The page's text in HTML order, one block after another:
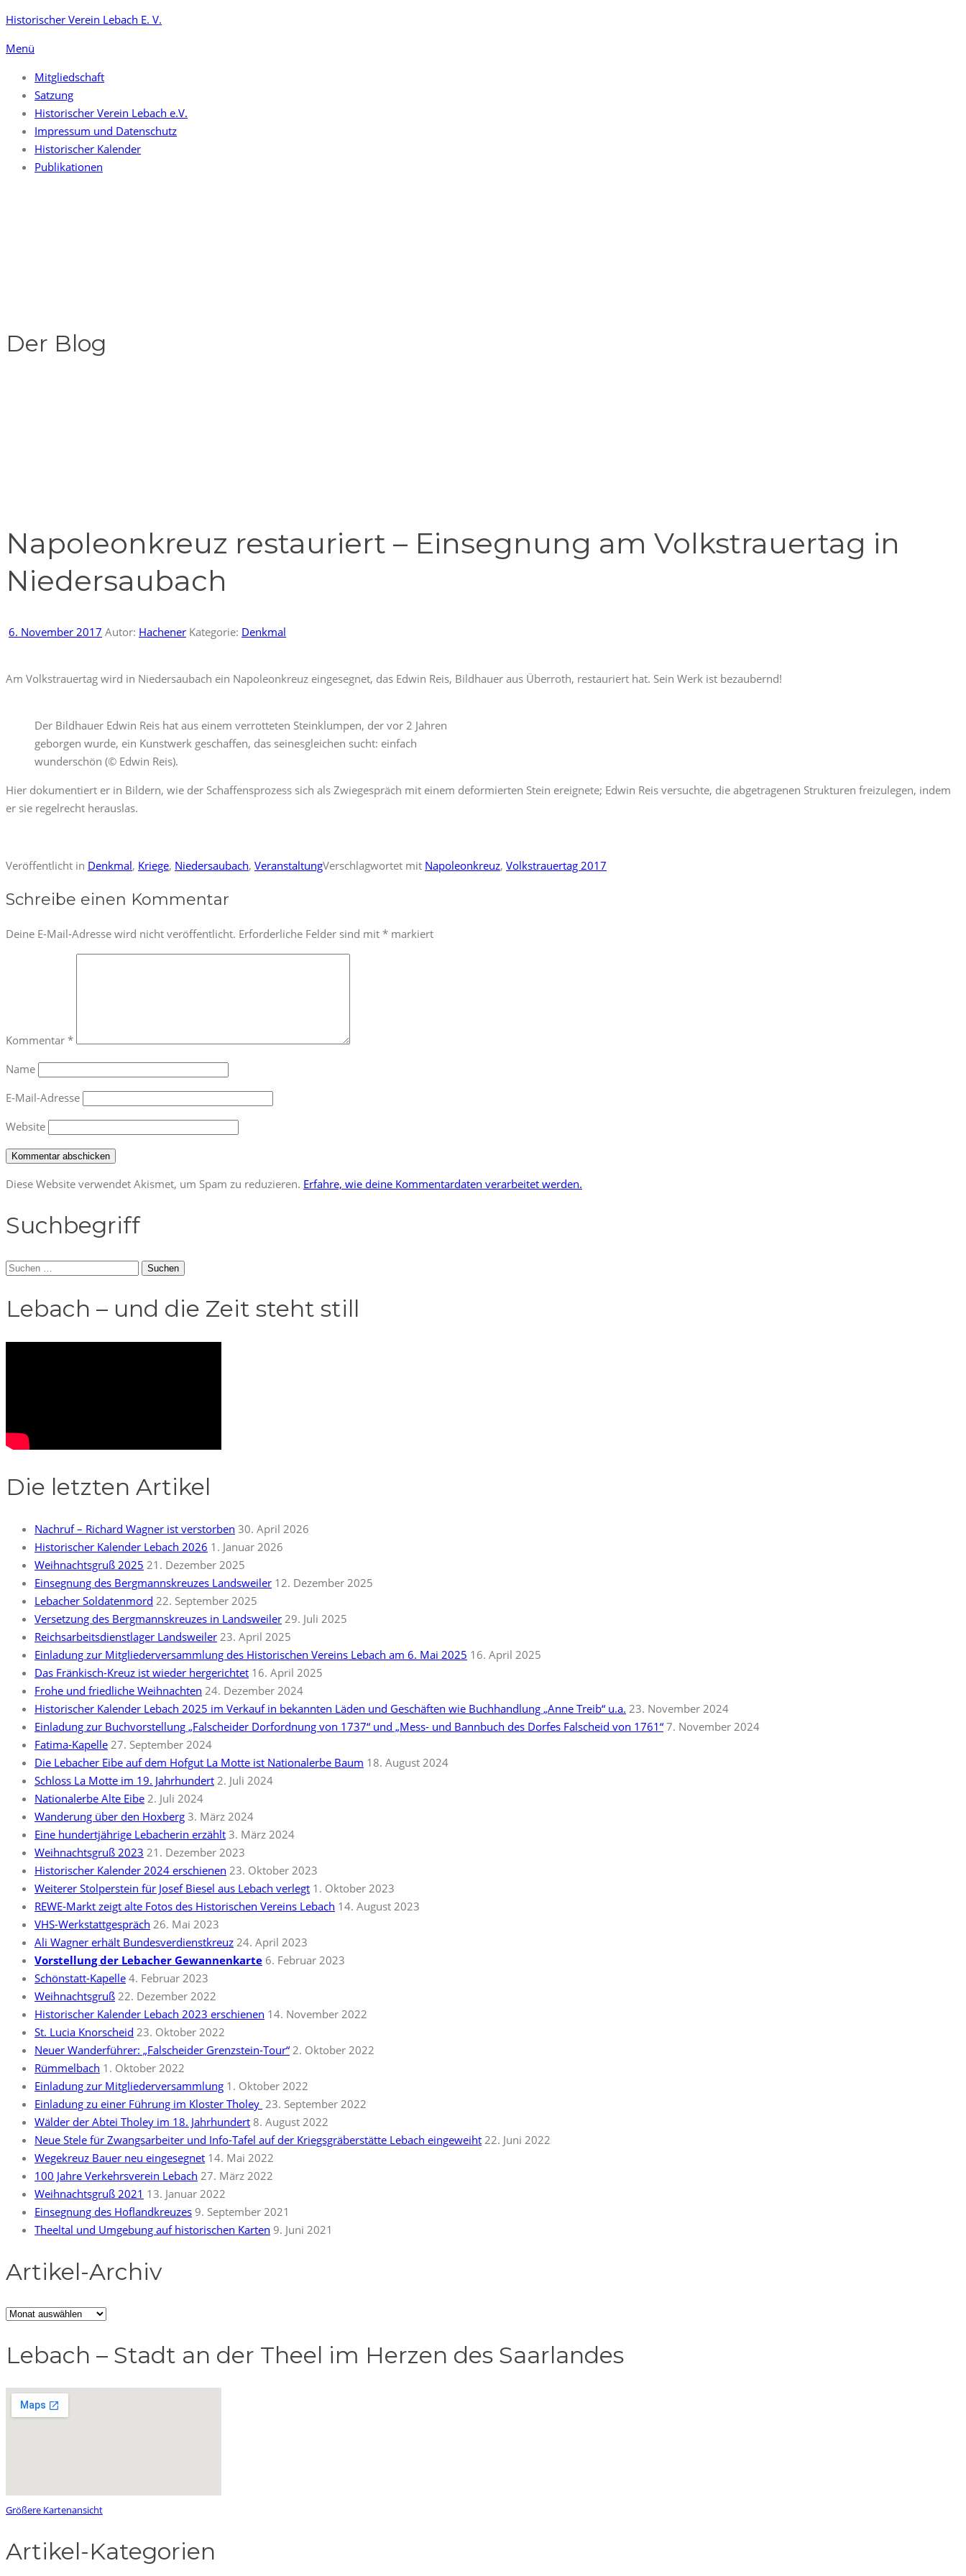
Zum
springen
Historischer Verein Lebach E. V.
Menü
Mitgliedschaft
Satzung
Historischer Verein Lebach e.V.
Impressum und Datenschutz
Historischer Kalender
Publikationen
Der Blog
Napoleonkreuz restauriert – Einsegnung am Volkstrauertag in
Niedersaubach
6. November 2017 Autor: Hachener Kategorie: Denkmal
Am Volkstrauertag wird in Niedersaubach ein Napoleonkreuz eingesegnet, das Edwin Reis, Bildhauer aus Überroth, restauriert hat. Sein Werk ist bezaubernd!
Der Bildhauer Edwin Reis hat aus einem verrotteten Steinklumpen, der vor 2 Jahren
geborgen wurde, ein Kunstwerk geschaffen, das seinesgleichen sucht: einfach
wunderschön (© Edwin Reis).
Hier dokumentiert er in Bildern, wie der Schaffensprozess sich als Zwiegespräch mit einem deformierten Stein ereignete; Edwin Reis versuchte, die abgetragenen Strukturen freizulegen, indem
er sie regelrecht herauslas.
Veröffentlicht in Denkmal, Kriege, Niedersaubach, VeranstaltungVerschlagwortet mit Napoleonkreuz, Volkstrauertag 2017
Schreibe einen Kommentar
Deine E-Mail-Adresse wird nicht veröffentlicht. Erforderliche Felder sind mit * markiert
Kommentar *
Name
E-Mail-Adresse
Website
Diese Website verwendet Akismet, um Spam zu reduzieren. Erfahre, wie deine Kommentardaten verarbeitet werden.
Suchbegriff
Suchen
Lebach – und die Zeit steht still
Die letzten Artikel
Nachruf – Richard Wagner ist verstorben 30. April 2026
Historischer Kalender Lebach 2026 1. Januar 2026
Weihnachtsgruß 2025 21. Dezember 2025
Einsegnung des Bergmannskreuzes Landsweiler 12. Dezember 2025
Lebacher Soldatenmord 22. September 2025
Versetzung des Bergmannskreuzes in Landsweiler 29. Juli 2025
Reichsarbeitsdienstlager Landsweiler 23. April 2025
Einladung zur Mitgliederversammlung des Historischen Vereins Lebach am 6. Mai 2025 16. April 2025
Das Fränkisch-Kreuz ist wieder hergerichtet 16. April 2025
Frohe und friedliche Weihnachten 24. Dezember 2024
Historischer Kalender Lebach 2025 im Verkauf in bekannten Läden und Geschäften wie Buchhandlung „Anne Treib“ u.a. 23. November 2024
Einladung zur Buchvorstellung „Falscheider Dorfordnung von 1737“ und „Mess- und Bannbuch des Dorfes Falscheid von 1761“ 7. November 2024
Fatima-Kapelle 27. September 2024
Die Lebacher Eibe auf dem Hofgut La Motte ist Nationalerbe Baum 18. August 2024
Schloss La Motte im 19. Jahrhundert 2. Juli 2024
Nationalerbe Alte Eibe 2. Juli 2024
Wanderung über den Hoxberg 3. März 2024
Eine hundertjährige Lebacherin erzählt 3. März 2024
Weihnachtsgruß 2023 21. Dezember 2023
Historischer Kalender 2024 erschienen 23. Oktober 2023
Weiterer Stolperstein für Josef Biesel aus Lebach verlegt 1. Oktober 2023
REWE-Markt zeigt alte Fotos des Historischen Vereins Lebach 14. August 2023
VHS-Werkstattgespräch 26. Mai 2023
Ali Wagner erhält Bundesverdienstkreuz 24. April 2023
Vorstellung der Lebacher Gewannenkarte 6. Februar 2023
Schönstatt-Kapelle 4. Februar 2023
Weihnachtsgruß 22. Dezember 2022
Historischer Kalender Lebach 2023 erschienen 14. November 2022
St. Lucia Knorscheid 23. Oktober 2022
Neuer Wanderführer: „Falscheider Grenzstein-Tour“ 2. Oktober 2022
Rümmelbach 1. Oktober 2022
Einladung zur Mitgliederversammlung 1. Oktober 2022
Einladung zu einer Führung im Kloster Tholey 23. September 2022
Wälder der Abtei Tholey im 18. Jahrhundert 8. August 2022
Neue Stele für Zwangsarbeiter und Info-Tafel auf der Kriegsgräberstätte Lebach eingeweiht 22. Juni 2022
Wegekreuz Bauer neu eingesegnet 14. Mai 2022
100 Jahre Verkehrsverein Lebach 27. März 2022
Weihnachtsgruß 2021 13. Januar 2022
Einsegnung des Hoflandkreuzes 9. September 2021
Theeltal und Umgebung auf historischen Karten 9. Juni 2021
Artikel-Archiv
Artikel-
Lebach – Stadt an der Theel im Herzen des Saarlandes
Größere Kartenansicht
Artikel-Kategorien